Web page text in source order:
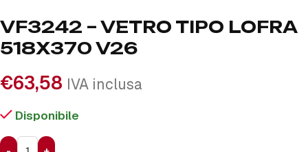
VF3242 – VETRO TIPO LOFRA
518X370 V26
€63,58 IVA inclusa
Disponibile